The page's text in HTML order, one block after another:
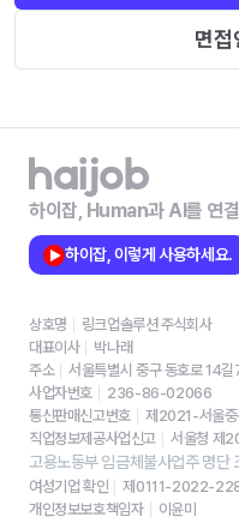
면접
하이잡, Human과 AI를 연
하이잡, 이렇게 사용하세요.
상호명
링크업솔루션 주식회사
대표이사
박나래
주소
서울특별시 중구 동호로 14
사업자번호
236-86-02066
통신판매신고번호
제2021-서울
직업정보제공사업신고
서울청 제
고용노동부 임금체불사업주 명단
여성기업 확인
제0111-2022-
개인정보보호책임자
이윤미